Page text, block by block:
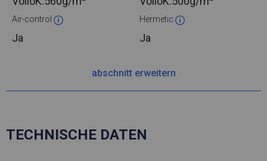
Air-control
Ja
Hermetic
Ja
abschnitt erweitern
TECHNISCHE DATEN